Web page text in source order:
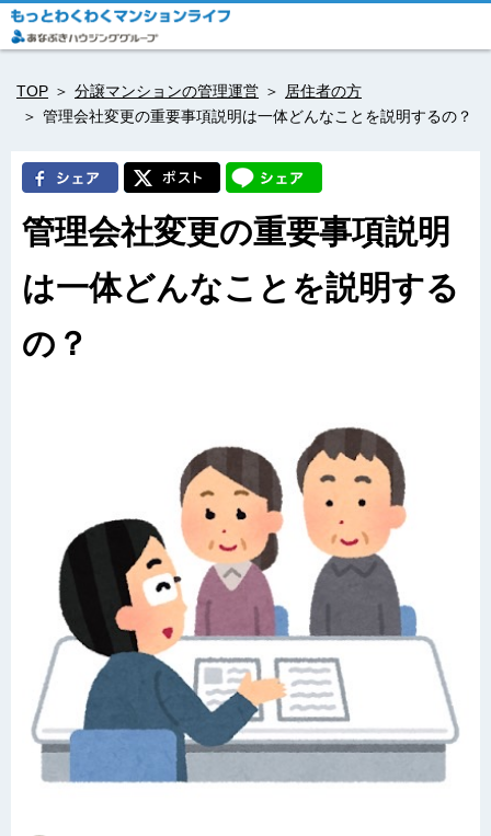
TOP 分譲マンションの管理運営
居住者の方
管理会社変更の重要事項説明は一体どんなことを説明するの？
管理会社変更の重要事項説明
は一体どんなことを説明する
の？